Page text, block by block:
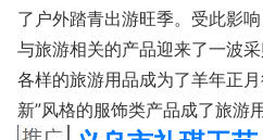
了户外踏青出游旺季。受此影
与旅游相关的产品迎来了一波
各样的旅游用品成为了羊年正
新”风格的服饰类产品成了旅游